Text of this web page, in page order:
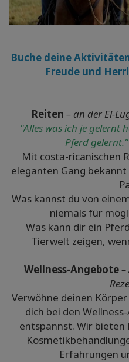
Buche deine
Freude und
Reiten – an der El-
"Alles was ich je gelernt
Pferd
Mit costa-ricanischen
eleganten Gang
Was kannst du von
niemals für
Was kann dir ein
Tierwelt zeigen,
Wellness-Angebote
Verwöhne deinen
dich bei den
entspannst. Wir bieten
Erfahrungen